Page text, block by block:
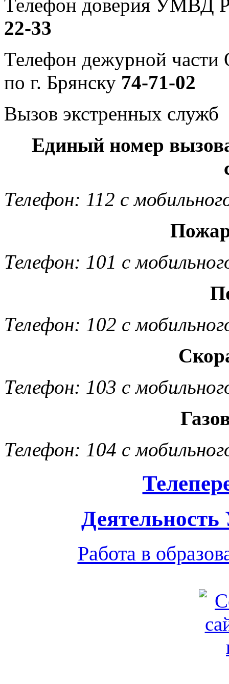
Телефон доверия УМВД
22-33
Телефон дежурной
по г. Брянску 74-71-02
Вызов экстренных служб
Единый номер
Телефон: 112 с
Телефон: 101 с
Телефон: 102 с
Телефон: 103 с
Телефон: 104 с
Работа в